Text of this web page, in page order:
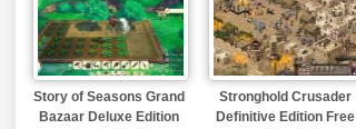
Story of Seasons Grand
Bazaar Deluxe Edition
Stronghold Crusader
Definitive Edition Free